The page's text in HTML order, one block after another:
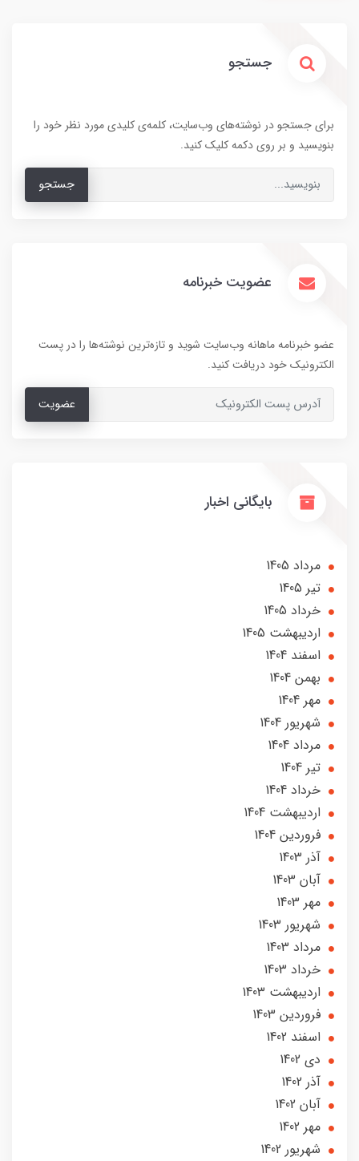
جستجو
برای جستجو در نوشته‌های وب‌سایت، کلمه‌ی کلیدی مورد نظر خود را
بنویسید و بر روی دکمه کلیک کنید.
جستجو
عضویت خبرنامه
عضو خبرنامه ماهانه وب‌سایت شوید و تازه‌ترین نوشته‌ها را در پست
الکترونیک خود دریافت کنید.
عضویت
بایگانی اخبار
مرداد 1405
تير 1405
خرداد 1405
ارديبهشت 1405
اسفند 1404
بهمن 1404
مهر 1404
شهریور 1404
مرداد 1404
تير 1404
خرداد 1404
ارديبهشت 1404
فروردین 1404
آذر 1403
آبان 1403
مهر 1403
شهریور 1403
مرداد 1403
خرداد 1403
ارديبهشت 1403
فروردین 1403
اسفند 1402
دی 1402
آذر 1402
آبان 1402
مهر 1402
شهریور 1402